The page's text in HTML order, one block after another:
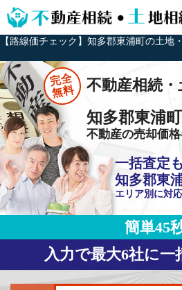
【路線価チェック】知多郡東浦町の土地
完全
無料 不動産相続
知多郡東浦
不動産の売却価格
一括査定
知多郡東
エリア別に対応
簡単45
入力で最大6社に一